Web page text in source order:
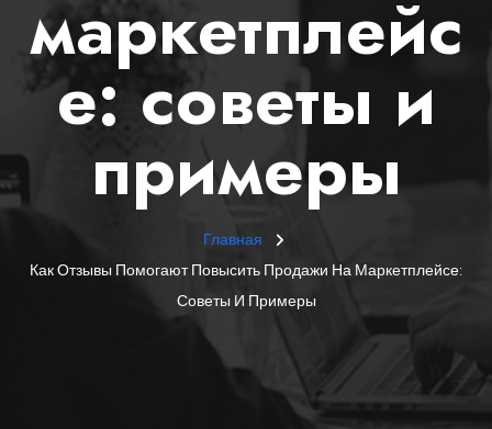
маркетплейс
е: советы и
примеры
Главная
Как Отзывы Помогают Повысить Продажи На Маркетплейсе:
Советы И Примеры